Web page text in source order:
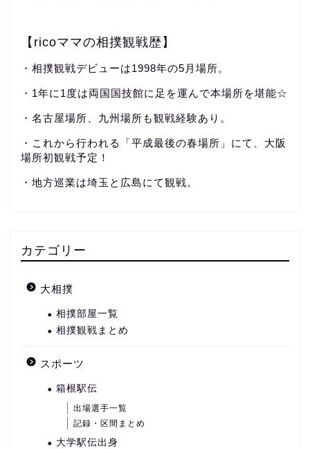
【ricoママの相撲観戦歴】
・相撲観戦デビューは1998年の5月場所。
・1年に1度は両国国技館に足を運んで本場所を堪能☆
・名古屋場所、九州場所も観戦経験あり。
・これから行われる「平成最後の春場所」にて、大阪
場所初観戦予定！
・地方巡業は埼玉と広島にて観戦。
カテゴリー
大相撲
相撲部屋一覧
相撲観戦まとめ
スポーツ
箱根駅伝
出場選手一覧
記録・区間まとめ
大学駅伝出身